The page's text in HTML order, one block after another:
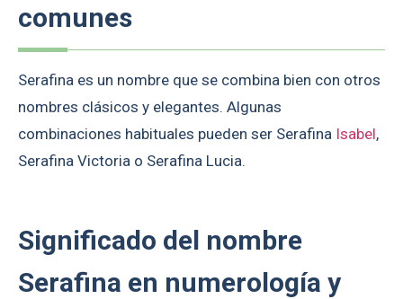
comunes
Serafina es un nombre que se combina bien con otros
nombres clásicos y elegantes. Algunas
combinaciones habituales pueden ser Serafina Isabel,
Serafina Victoria o Serafina Lucia.
Significado del nombre
Serafina en numerología y